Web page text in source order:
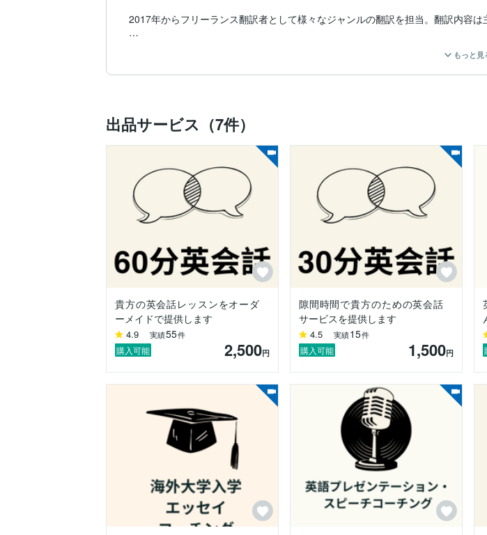
2017年からフリーランス翻訳者として様々なジャンルの翻訳を担当。翻訳内容は
英会話教室で教師としての経験もある。
もっと見
出品サービス（7件）
貴方の英会話レッスンをオーダ
ーメイドで提供します
4.9 実績55件
購入可能 2,500円
隙間時間で貴方のための英会話
サービスを提供します
4.5 実績15件
購入可能 1,500円